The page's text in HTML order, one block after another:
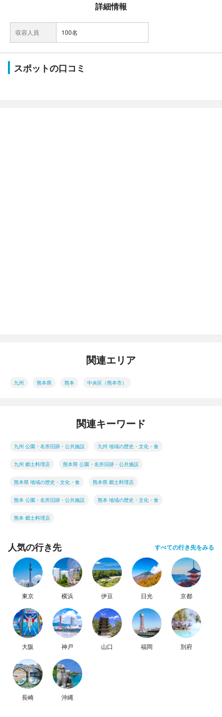
詳細情報
収容人員 100名
スポットの口コミ
関連エリア
九州 熊本県 熊本 中央区（熊本市）
関連キーワード
九州 公園・名所旧跡・公共施設 九州 地域の歴史・文化・食
九州 郷土料理店 熊本県 公園・名所旧跡・公共施設
熊本県 地域の歴史・文化・食 熊本県 郷土料理店
熊本 公園・名所旧跡・公共施設 熊本 地域の歴史・文化・食
熊本 郷土料理店
人気の行き先 すべての行き先をみる
東京 横浜 伊豆 日光 京都
大阪 神戸 山口 福岡 別府
長崎 沖縄